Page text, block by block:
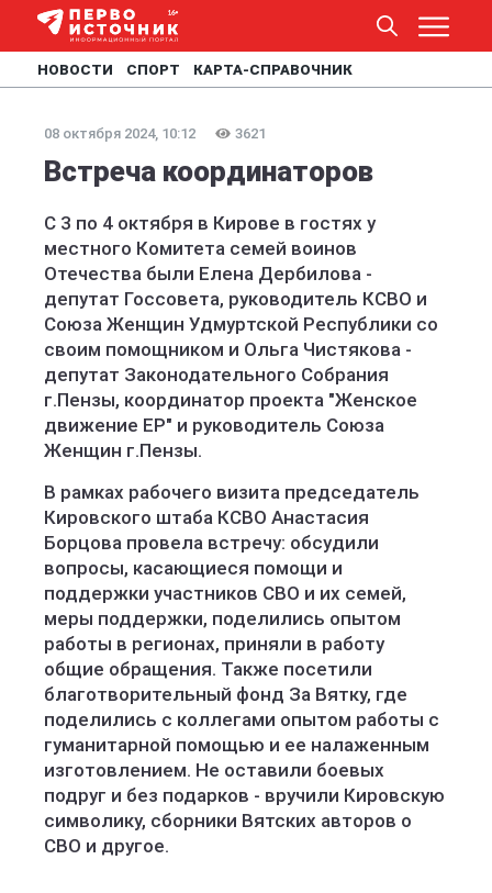
НОВОСТИ СПОРТ КАРТА-СПРАВОЧНИК
08 октября 2024, 10:12 3621
Встреча координаторов
С 3 по 4 октября в Кирове в гостях у
местного Комитета семей воинов
Отечества были Елена Дербилова -
депутат Госсовета, руководитель КСВО и
Союза Женщин Удмуртской Республики со
своим помощником и Ольга Чистякова -
депутат Законодательного Собрания
г.Пензы, координатор проекта "Женское
движение ЕР" и руководитель Союза
Женщин г.Пензы.
В рамках рабочего визита председатель
Кировского штаба КСВО Анастасия
Борцова провела встречу: обсудили
вопросы, касающиеся помощи и
поддержки участников СВО и их семей,
меры поддержки, поделились опытом
работы в регионах, приняли в работу
общие обращения. Также посетили
благотворительный фонд За Вятку, где
поделились с коллегами опытом работы с
гуманитарной помощью и ее налаженным
изготовлением. Не оставили боевых
подруг и без подарков - вручили Кировскую
символику, сборники Вятских авторов о
СВО и другое.